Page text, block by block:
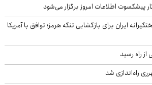
پیشکسوت اطلاعات امروز برگزار می‌شود
ایران برای بازگشایی تنگه هرمز؛ توافق با آمریکا
راه رسید
راه‌اندازی شد